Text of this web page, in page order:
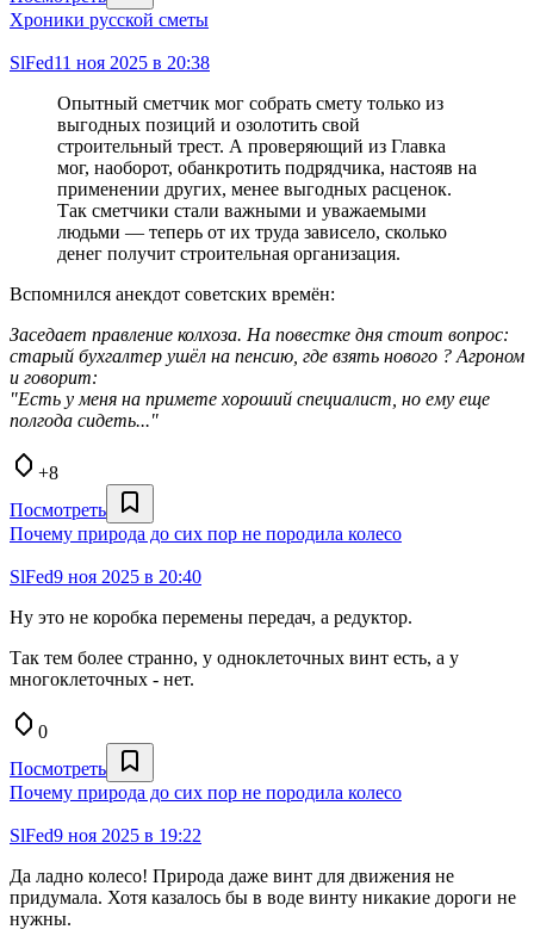
Хроники русской сметы
SlFed11 ноя 2025 в 20:38
Опытный сметчик мог собрать смету только из
выгодных позиций и озолотить свой
строительный трест. А проверяющий из Главка
мог, наоборот, обанкротить подрядчика, настояв на
применении других, менее выгодных расценок.
Так сметчики стали важными и уважаемыми
людьми — теперь от их труда зависело, сколько
денег получит строительная организация.
Вспомнился анекдот советских времён:
Заседает правление колхоза. На повестке дня стоит вопрос:
старый бухгалтер ушёл на пенсию, где взять нового ? Агроном
и говорит:
"Есть у меня на примете хороший специалист, но ему еще
полгода сидеть..."
+8
Посмотреть
Почему природа до сих пор не породила колесо
SlFed9 ноя 2025 в 20:40
Ну это не коробка перемены передач, а редуктор.
Так тем более странно, у одноклеточных винт есть, а у
многоклеточных - нет.
0
Посмотреть
Почему природа до сих пор не породила колесо
SlFed9 ноя 2025 в 19:22
Да ладно колесо! Природа даже винт для движения не
придумала. Хотя казалось бы в воде винту никакие дороги не
нужны.